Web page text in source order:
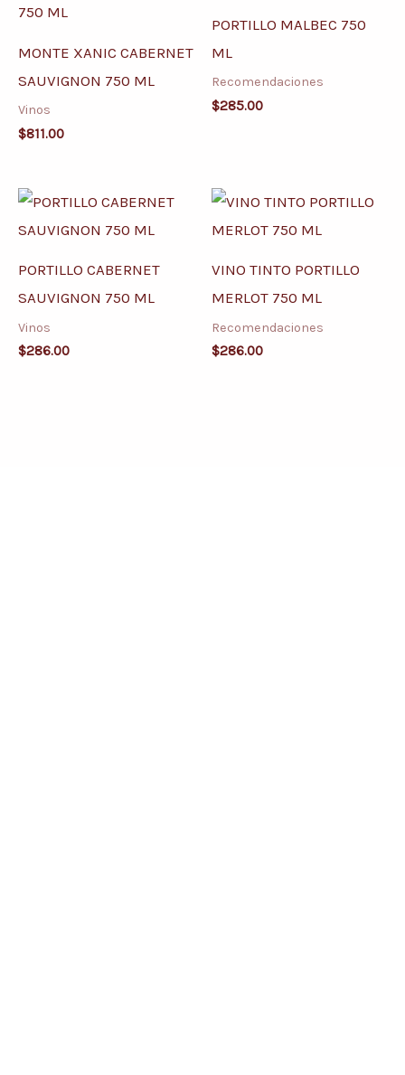
MONTE XANIC CABERNET
SAUVIGNON 750 ML
Vinos
$811.00
PORTILLO MALBEC 750
ML
Recomendaciones
$285.00
PORTILLO CABERNET
SAUVIGNON 750 ML
Vinos
$286.00
VINO TINTO PORTILLO
MERLOT 750 ML
Recomendaciones
$286.00